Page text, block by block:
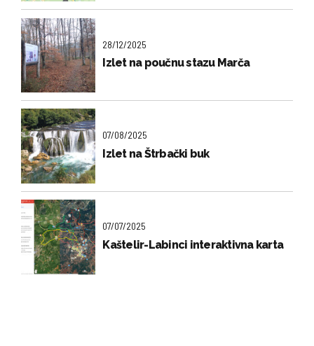
28/12/2025
Izlet na poučnu stazu Marča
07/08/2025
Izlet na Štrbački buk
07/07/2025
Kaštelir-Labinci interaktivna karta